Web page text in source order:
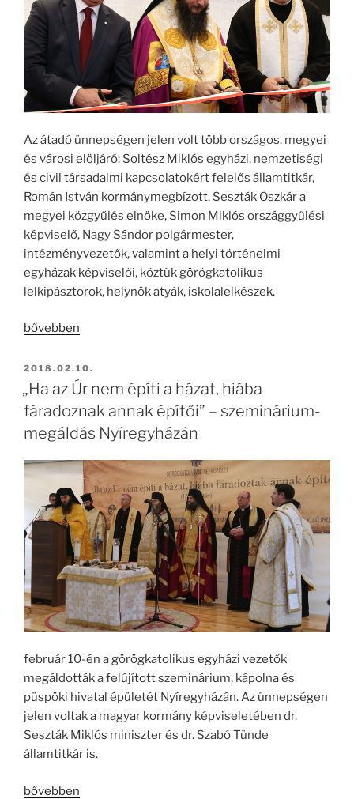
Az átadó ünnepségen jelen volt több országos, megyei
és városi elöljáró: Soltész Miklós egyházi, nemzetiségi
és civil társadalmi kapcsolatokért felelős államtitkár,
Román István kormánymegbízott, Seszták Oszkár a
megyei közgyűlés elnöke, Simon Miklós országgyűlési
képviselő, Nagy Sándor polgármester,
intézményvezetők, valamint a helyi történelmi
egyházak képviselői, köztük görögkatolikus
lelkipásztorok, helynök atyák, iskolalelkészek.
„„Ma
köszöntött
erre
a
–
megáldották
az
újfehértói
iskola
új
tornatermét”
bővebben
BEKÜLDVE:
2018.02.10.
„Ha az Úr nem építi a házat, hiába
fáradoznak annak építői” – szeminárium-
megáldás Nyíregyházán
február 10-én a görögkatolikus egyházi vezetők
megáldották a felújított szeminárium, kápolna és
püspöki hivatal épületét Nyíregyházán. Az ünnepségen
jelen voltak a magyar kormány képviseletében dr.
Seszták Miklós miniszter és dr. Szabó Tünde
államtitkár is.
„„Ha
bővebben